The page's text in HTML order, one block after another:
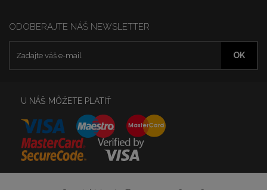
ODOBERAJTE NÁŠ NEWSLETTER
U NÁŠ MÔŽETE PLATIŤ